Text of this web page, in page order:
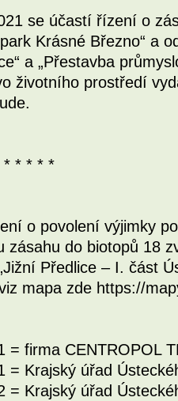
se účastí řízení o
Krásné Březno“ a
a „Přestavba
životního prostředí
* * * *
o povolení výjimky
zásahu do biotopů 18
Předlice – I. část
mapa zde https://
= firma CENTROPOL
= Krajský úřad
= Krajský úřad